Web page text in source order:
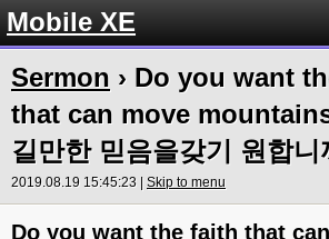
Mobile XE
Sermon › Do you want
that can move
길만한 믿음을갖기 원합니
2019.08.19 15:45:23 | Skip to menu
Do you want the faith that